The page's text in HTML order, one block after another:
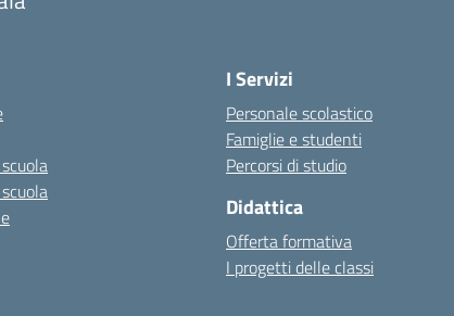
I Servizi
Personale scolastico
Famiglie e studenti
Percorsi di studio
Didattica
Offerta formativa
I progetti delle classi